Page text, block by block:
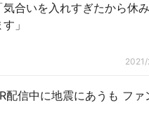
合いを入れすぎたから休
」
配信中に地震にあうも ファ